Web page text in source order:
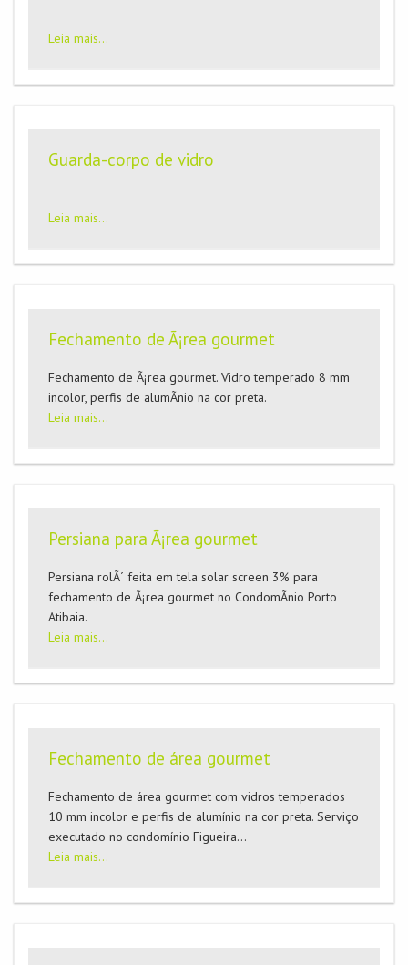
Leia mais...
Guarda-corpo de vidro
Leia mais...
Fechamento de Ã¡rea gourmet
Fechamento de Ã¡rea gourmet. Vidro temperado 8 mm
incolor, perfis de alumÃ­nio na cor preta.
Leia mais...
Persiana para Ã¡rea gourmet
Persiana rolÃ´ feita em tela solar screen 3% para
fechamento de Ã¡rea gourmet no CondomÃ­nio Porto
Atibaia.
Leia mais...
Fechamento de área gourmet
Fechamento de área gourmet com vidros temperados
10 mm incolor e perfis de alumí­nio na cor preta. Serviço
executado no condomí­nio Figueira...
Leia mais...